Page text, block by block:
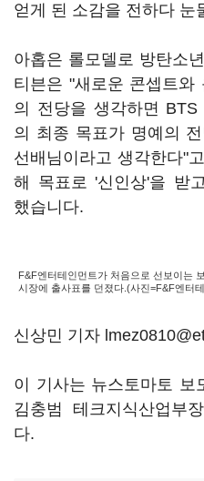
얻게 된 소감을 전하다 눈
아홉은 롤모델로 방탄소
티븐은 "새로운 콘셉트와
의 전당을 생각하면
의 최종 목표가 명예의
선배님이라고 생각한다"
해 목표로 '신인상'을 받
했습니다.
F&F엔터테인먼트가 처음으로 선보이는
시장에 출사표를 던졌다.(사진=F&F엔터
신상민 기자
이 기사는 뉴스토마토 보
김충범 테크지식산업부
다.